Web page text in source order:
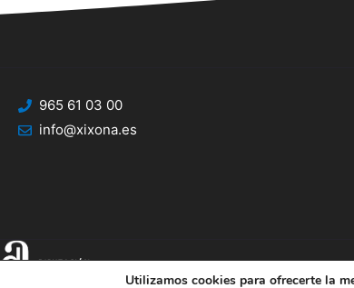
965 61 03 00
info@xixona.es
Utilizamos cookies para ofrecerte la